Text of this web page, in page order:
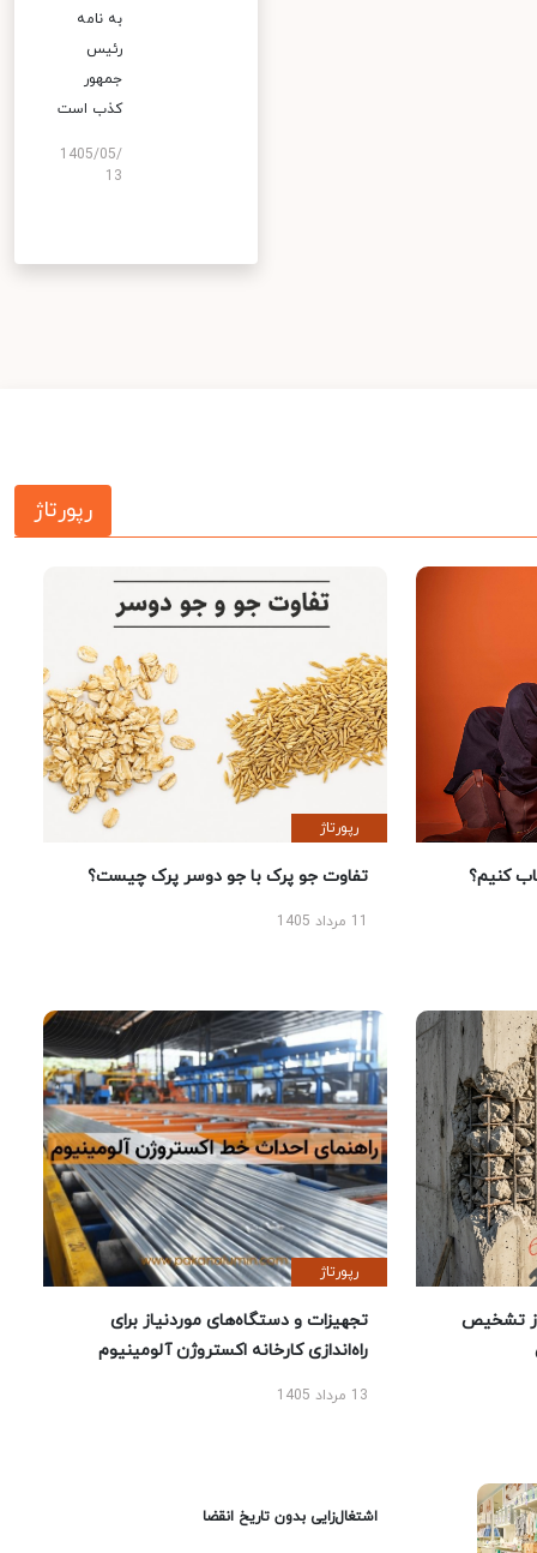
به نامه
رئیس
جمهور
کذب است
1405/05/
13
رپورتاژ
کنیم؟
رپورتاژ
تفاوت جو پرک با جو دوسر پرک چیست؟
تشخیص
رپورتاژ
تجهیزات و دستگاه‌های موردنیاز برای
راه‌اندازی کارخانه اکستروژن آلومینیوم
13 مرداد 1405
اشتغال‌زایی بدون تاریخ انقضا